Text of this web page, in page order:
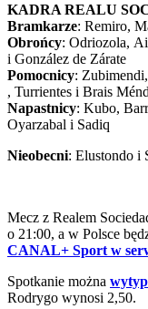
KADRA REALU
Bramkarze: Remiro,
Obrońcy: Odriozola,
i González de Zárate
Pomocnicy:
, Turrientes i Brais
Napastnicy: Kubo,
Oyarzabal i Sadiq
Nieobecni: Elustondo i
Mecz z Realem
o 21:00, a w Polsce
CANAL+ Sport w
Spotkanie można
Rodrygo wynosi 2,50.